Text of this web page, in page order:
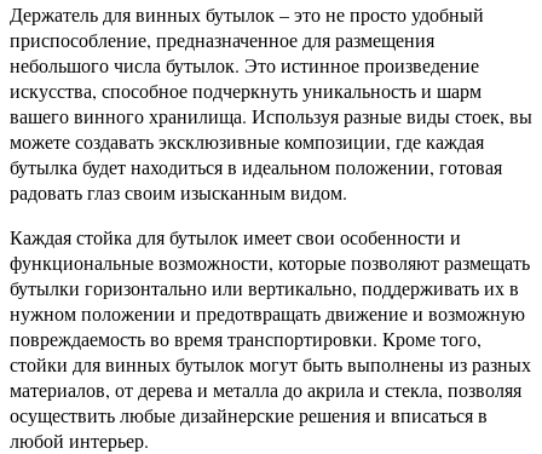
Держатель для винных бутылок – это не просто удобный
приспособление, предназначенное для размещения
небольшого числа бутылок. Это истинное произведение
искусства, способное подчеркнуть уникальность и шарм
вашего винного хранилища. Используя разные виды стоек, вы
можете создавать эксклюзивные композиции, где каждая
бутылка будет находиться в идеальном положении, готовая
радовать глаз своим изысканным видом.
Каждая стойка для бутылок имеет свои особенности и
функциональные возможности, которые позволяют размещать
бутылки горизонтально или вертикально, поддерживать их в
нужном положении и предотвращать движение и возможную
повреждаемость во время транспортировки. Кроме того,
стойки для винных бутылок могут быть выполнены из разных
материалов, от дерева и металла до акрила и стекла, позволяя
осуществить любые дизайнерские решения и вписаться в
любой интерьер.